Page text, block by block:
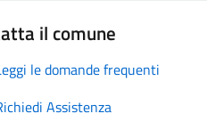
il comune
le domande frequenti
Assistenza